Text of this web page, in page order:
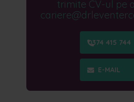
trimite CV-ul pe
0374 415 744
E-MAIL